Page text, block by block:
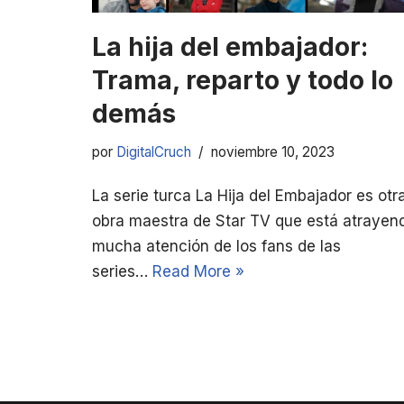
La hija del embajador:
Trama, reparto y todo lo
demás
por DigitalCruch noviembre 10, 2023
La serie turca La Hija del Embajador es
obra maestra de Star TV que está
mucha atención de los fans de las
series… Read More »